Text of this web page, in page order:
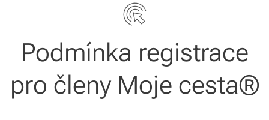
Podmínka registrace
pro členy Moje cesta®